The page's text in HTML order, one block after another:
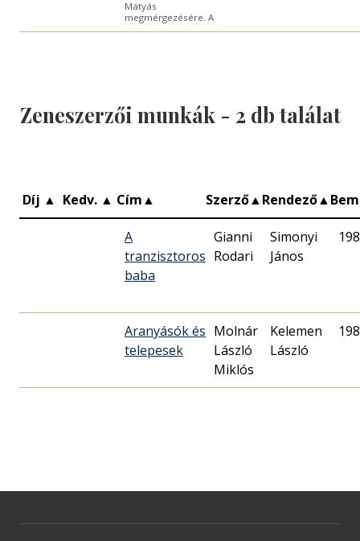
Mátyás
megmérgezésére. A
Zeneszerzői munkák - 2 db találat
Díj ▲ Kedv. ▲ Cím▲ Szerző▲Rendező▲
A
tranzisztoros
baba
Gianni
Rodari
Simonyi
János
Aranyásók és
telepesek
Molnár
László
Miklós
Kelemen
László